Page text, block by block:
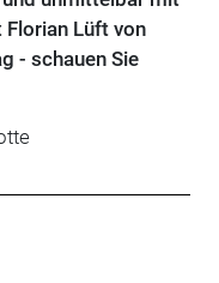
Florian Lüft von
- schauen Sie